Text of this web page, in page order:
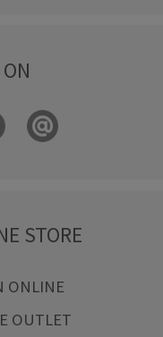
STORE
ONLINE
OUTLET